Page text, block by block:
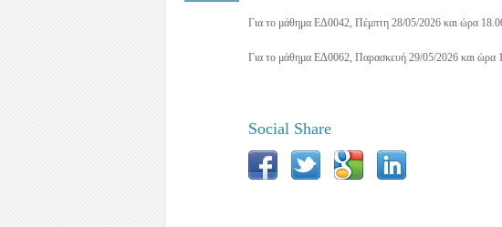
Για το μάθημα ΕΔ0042, Πέμπτη 28/05/2026 και ώρα
Για το μάθημα ΕΔ0062, Παρασκευή 29/05/2026 και ώρα
Social Share